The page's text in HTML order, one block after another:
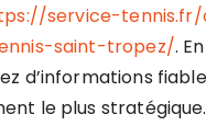
service-
saint-tropez/.
d’informations
le plus stratégique.